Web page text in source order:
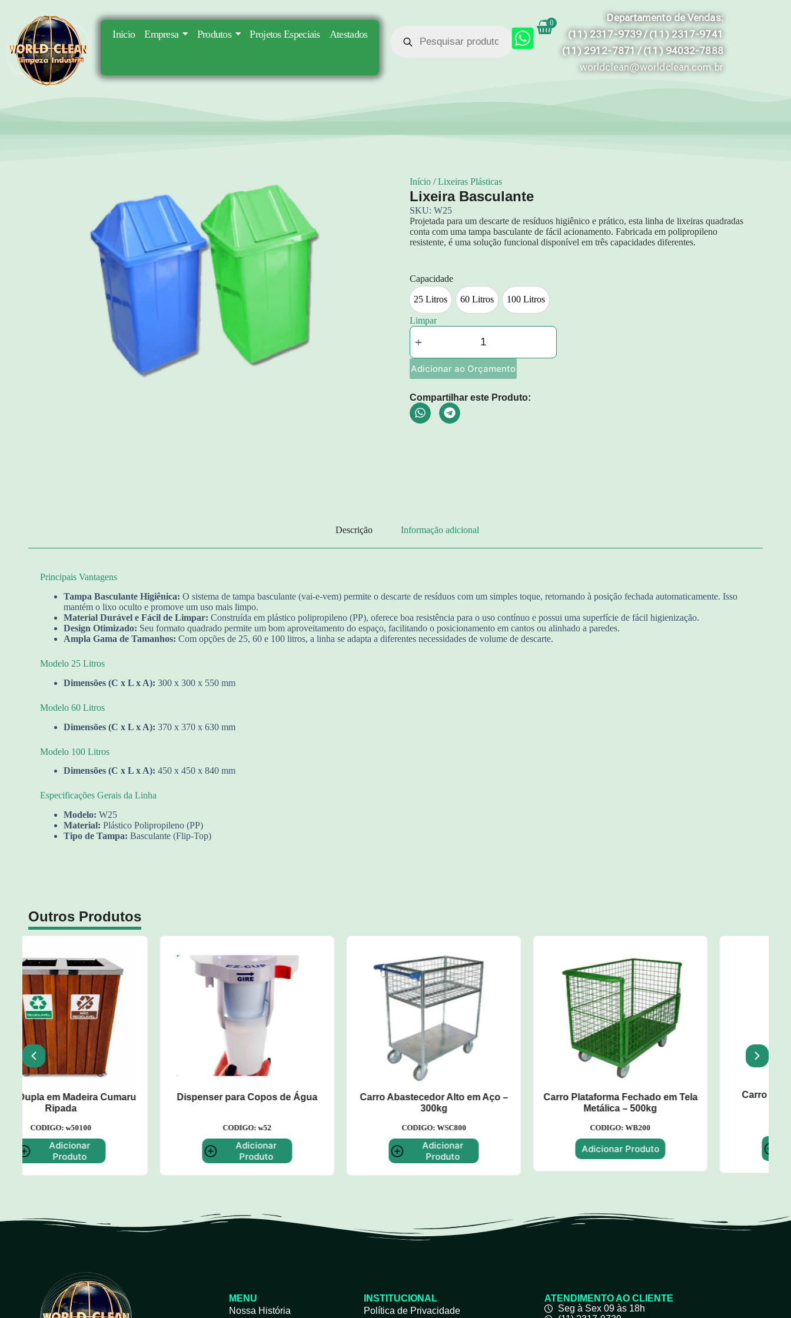
Inicio Empresa Produtos Projetos Especiais Atestados
0
Departamento de Vendas:
(11) 2317-9739 / (11) 2317-9741
(11) 2912-7871 / (11) 94032-7888
worldclean@worldclean.com.br
Início /Lixeiras Plásticas
Lixeira Basculante
SKU: W25
Projetada para um descarte de resíduos higiênico e prático, esta linha de lixeiras quadradas
conta com uma tampa basculante de fácil acionamento. Fabricada em polipropileno
resistente, é uma solução funcional disponível em três capacidades diferentes.
Capacidade
25 Litros25 Litros60 Litros60 Litros100 Litros
100 Litros
Limpar
Adicionar ao Orçamento
Compartilhar este Produto:
Descrição Informação adicional
Principais Vantagens
Tampa Basculante Higiênica: O sistema de tampa basculante (vai-e-vem) permite o descarte de resíduos com um simples toque, retornando à posição fechada automaticamente. Isso
mantém o lixo oculto e promove um uso mais limpo.
Material Durável e Fácil de Limpar: Construída em plástico polipropileno (PP), oferece boa resistência para o uso contínuo e possui uma superfície de fácil higienização.
Design Otimizado: Seu formato quadrado permite um bom aproveitamento do espaço, facilitando o posicionamento em cantos ou alinhado a paredes.
Ampla Gama de Tamanhos: Com opções de 25, 60 e 100 litros, a linha se adapta a diferentes necessidades de volume de descarte.
Modelo 25 Litros
Dimensões (C x L x A): 300 x 300 x 550 mm
Modelo 60 Litros
Dimensões (C x L x A): 370 x 370 x 630 mm
Modelo 100 Litros
Dimensões (C x L x A): 450 x 450 x 840 mm
Especificações Gerais da Linha
Modelo: W25
Material: Plástico Polipropileno (PP)
Tipo de Tampa: Basculante (Flip-Top)
Outros Produtos
Dispenser para Copos de Água
Adicionar
Carro Abastecedor Alto em Aço –
CODIGO: WSC800
Adicionar
Carro Plataforma Fechado em Tela
CODIGO: WB200
Adicionar Produto
Carro Plataforma c/ Assoalho
Metálico - 500kg
CODIGO: WP137
Adicionar
MENU
Nossa História
INSTITUCIONAL
Política de Privacidade
ATENDIMENTO AO CLIENTE
Seg à Sex 09 às 18h